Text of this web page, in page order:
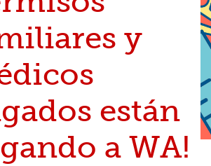
y
están
a WA!